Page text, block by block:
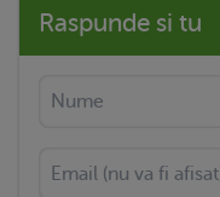
Raspunde si tu